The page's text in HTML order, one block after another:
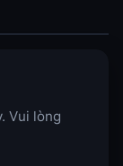
Vui lòng